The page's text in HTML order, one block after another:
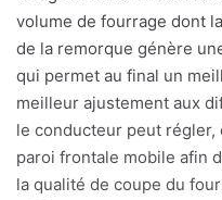
volume de fourrage dont
de la remorque génère
qui permet au final un
meilleur ajustement aux
le conducteur peut régler,
paroi frontale mobile afin
la qualité de coupe du